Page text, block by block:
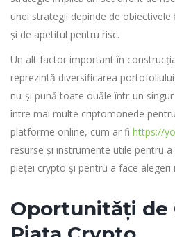
unei strategii depinde de
și de apetitul pentru risc.
Un alt factor important în
reprezintă diversificarea
nu-și pună toate ouăle într-un
între mai multe criptomonede
platforme online, cum ar fi https://
resurse și instrumente utile pentru
pieței crypto și pentru a face alegeri
Oportunități de